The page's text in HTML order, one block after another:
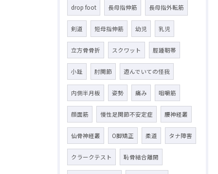
drop foot 長母指伸筋 長母指外転筋
剣道 短母指伸筋 幼児 乳児
立方骨骨折 スクワット 脛踵靭帯
小趾 肘関節 遊んでいての怪我
内側半月板 姿勢 痛み 咀嚼筋
顔面筋 慢性足関節不安定症 腰神経叢
仙骨神経叢 O脚矯正 柔道 タナ障害
クラークテスト 恥骨結合離開